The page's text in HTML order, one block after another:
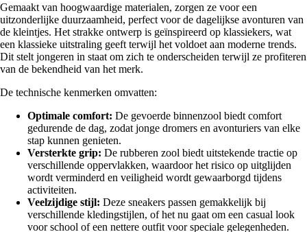
Gemaakt van hoogwaardige materialen, zorgen ze voor een
uitzonderlijke duurzaamheid, perfect voor de dagelijkse avonturen van
de kleintjes. Het strakke ontwerp is geïnspireerd op klassiekers, wat
een klassieke uitstraling geeft terwijl het voldoet aan moderne trends.
Dit stelt jongeren in staat om zich te onderscheiden terwijl ze profiteren
van de bekendheid van het merk.
De technische kenmerken omvatten:
Optimale comfort: De gevoerde binnenzool biedt comfort
gedurende de dag, zodat jonge dromers en avonturiers van elke
stap kunnen genieten.
Versterkte grip: De rubberen zool biedt uitstekende tractie op
verschillende oppervlakken, waardoor het risico op uitglijden
wordt verminderd en veiligheid wordt gewaarborgd tijdens
activiteiten.
Veelzijdige stijl: Deze sneakers passen gemakkelijk bij
verschillende kledingstijlen, of het nu gaat om een casual look
voor school of een nettere outfit voor speciale gelegenheden.